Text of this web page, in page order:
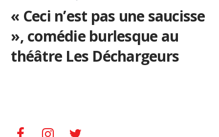
« Ceci n’est pas une saucisse
», comédie burlesque au
théâtre Les Déchargeurs